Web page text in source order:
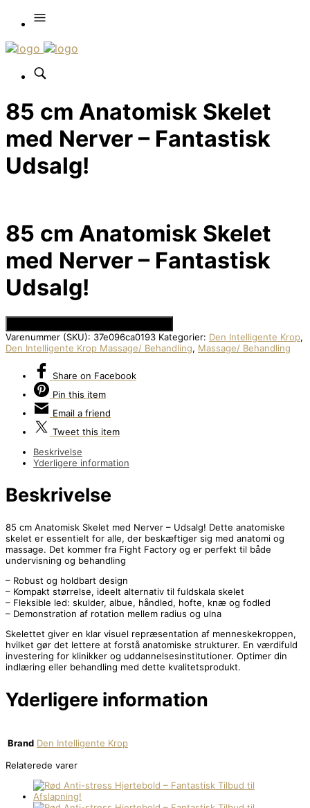
85 cm Anatomisk Skelet
med Nerver – Fantastisk
Udsalg!
85 cm Anatomisk Skelet
med Nerver – Fantastisk
Udsalg!
Varenummer (SKU): 37e096ca0193 Kategorier: Den Intelligente Krop,
Den Intelligente Krop Massage/ Behandling, Massage/ Behandling
Share on Facebook
Pin this item
Email a friend
Tweet this item
Beskrivelse
Yderligere information
Beskrivelse
85 cm Anatomisk Skelet med Nerver – Udsalg! Dette anatomiske
skelet er essentielt for alle, der beskæftiger sig med anatomi og
massage. Det kommer fra Fight Factory og er perfekt til både
undervisning og behandling
– Robust og holdbart design
– Kompakt størrelse, ideelt alternativ til fuldskala skelet
– Fleksible led: skulder, albue, håndled, hofte, knæ og fodled
– Demonstration af rotation mellem radius og ulna
Skelettet giver en klar visuel repræsentation af menneskekroppen,
hvilket gør det lettere at forstå anatomiske strukturer. En værdifuld
investering for klinikker og uddannelsesinstitutioner. Optimer din
indlæring eller behandling med dette kvalitetsprodukt.
Yderligere information
Brand Den Intelligente Krop
Relaterede varer